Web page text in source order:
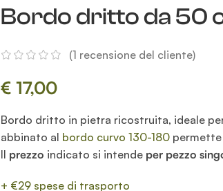
Bordo dritto da 50
(1 recensione del cliente)
€ 17,00
Bordo dritto in pietra ricostruita, ideale
abbinato al bordo curvo 130-180
Il prezzo indicato si intende per pezzo
+ €29 spese di trasporto